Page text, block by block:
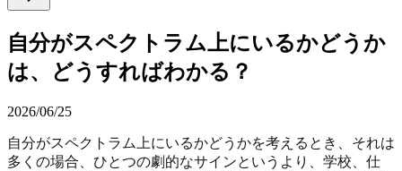
自分がスペクトラム上にいるかどうか
は、どうすればわかる？
2026/06/25
自分がスペクトラム上にいるかどうかを考えるとき、それは
多くの場合、ひとつの劇的なサインというより、学校、仕